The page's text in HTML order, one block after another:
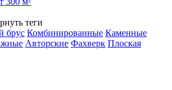
теги
брус Комбинированные Каменные
Авторские Фахверк Плоская